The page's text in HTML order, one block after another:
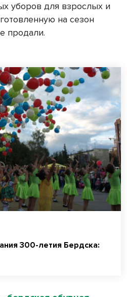
уборов для взрослых и
на сезон
продали.
300-летия Бердска: